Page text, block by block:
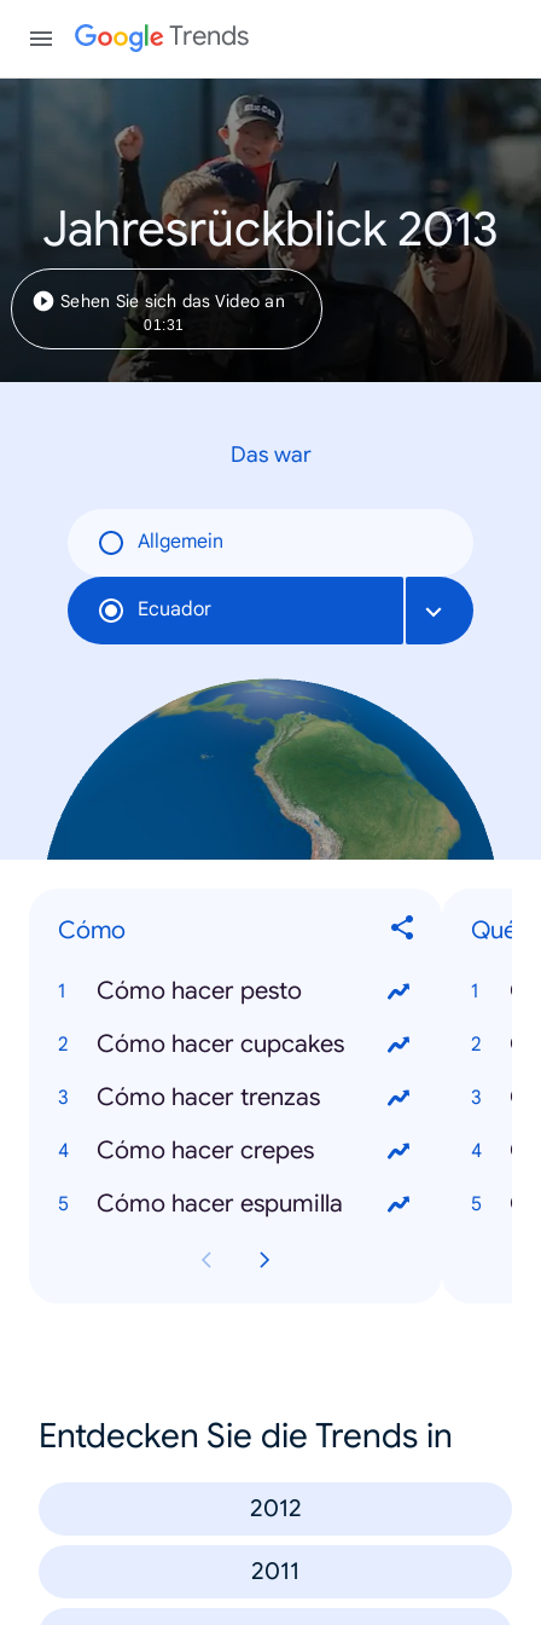
Trends
Jahresrückblick 2013
Sehen Sie sich das Video an
01:31
Das war
Allgemein
Ecuador
Cómo
Cómo hacer pesto
Cómo hacer cupcakes
Cómo hacer trenzas
Cómo hacer crepes
Cómo hacer espumilla
Qué
Entdecken Sie die Trends in
2012
2011